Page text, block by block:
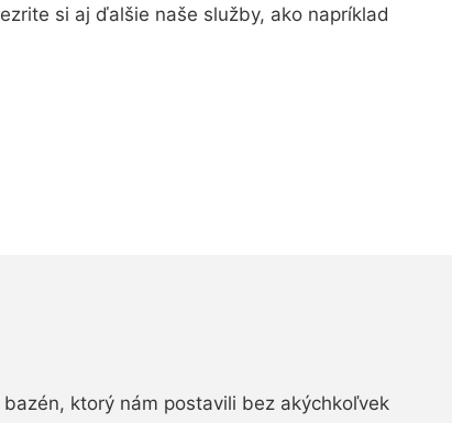
si aj ďalšie naše služby, ako napríklad
ktorý nám postavili bez akýchkoľvek